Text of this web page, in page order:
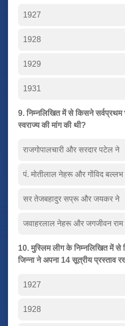
1927
1928
1929
1931
9. निम्नलिखित में से किसने
स्वराज्य की मांग की थी?
राजगोपालचारी और सरदार पटेल ने
पं. मोतीलाल नेहरू और गोंविद
सर तेजबहादुर सप्रू और जयकर ने
जवाहरलाल नेहरू और जगजीवन राम
10. मुस्लिम लीग के निम्नलिखित में से
जिन्ना ने अपना 14 सूत्रीय प्रस्ताव
1927
1928